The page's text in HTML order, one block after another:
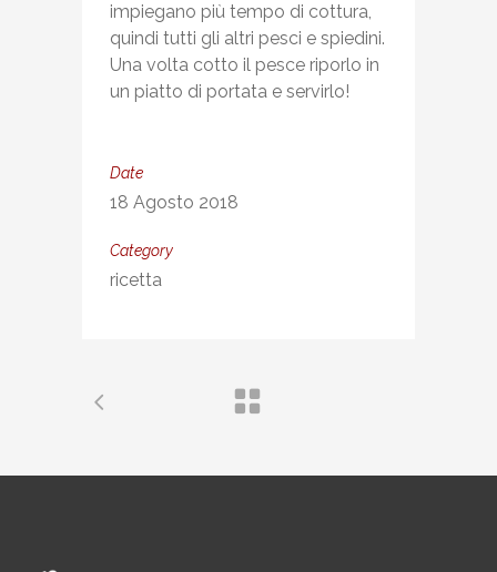
impiegano più tempo di cottura,
quindi tutti gli altri pesci e spiedini.
Una volta cotto il pesce riporlo in
un piatto di portata e servirlo!
Date
18 Agosto 2018
Category
ricetta